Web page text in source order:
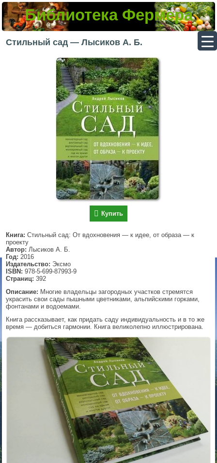
Библиотека Фермера
Стильный сад — Лысиков А. Б.
Купить
Книга: Стильный сад: От вдохновения — к идее, от образа — к
проекту
Автор: Лысиков А. Б.
Год: 2016
Издательство: Эксмо
ISBN: 978-5-699-87993-9
Страниц: 392
Описание: Многие владельцы загородных участков стремятся
украсить свои сады пышными цветниками, альпийскими горками,
фонтанами и водоемами.
Книга рассказывает, как придать саду индивидуальность и в то же
время — добиться гармонии. Книга великолепно иллюстрирована.
▼
▼
▼